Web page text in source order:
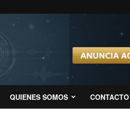
QUIENES SOMOS CONTACTO